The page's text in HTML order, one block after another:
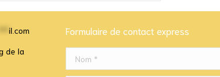
il.com
de la
Formulaire de contact express
Nom *